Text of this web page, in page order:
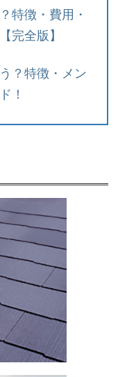
特徴・費用・
完全版】
？特徴・メン
！